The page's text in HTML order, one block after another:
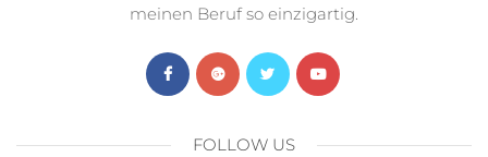
meinen Beruf so einzigartig.
FOLLOW US